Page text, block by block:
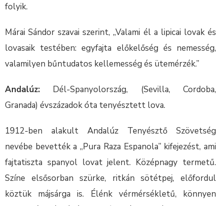
folyik.
Márai Sándor szavai szerint, „Valami él a lipicai lovak és
lovasaik testében: egyfajta előkelőség és nemesség,
valamilyen bűntudatos kellemesség és ütemérzék.”
Andalúz: Dél-Spanyolország, (Sevilla, Cordoba,
Granada) évszázadok óta tenyésztett lova.
1912-ben alakult Andalúz Tenyésztő Szövetség
nevébe bevették a „Pura Raza Espanola” kifejezést, ami
fajtatiszta spanyol lovat jelent. Középnagy termetű.
Színe elsősorban szürke, ritkán sötétpej, előfordul
köztük májsárga is. Élénk vérmérsékletű, könnyen